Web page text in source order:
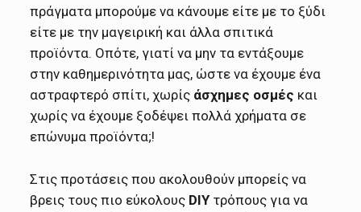
πράγματα μπορούμε να κάνουμε είτε με το ξύδι
είτε με την μαγειρική και άλλα σπιτικά
προϊόντα. Οπότε, γιατί να μην τα εντάξουμε
στην καθημερινότητα μας, ώστε να έχουμε ένα
αστραφτερό σπίτι, χωρίς άσχημες οσμές και
χωρίς να έχουμε ξοδέψει πολλά χρήματα σε
επώνυμα προϊόντα;!
Στις προτάσεις που ακολουθούν μπορείς να
βρεις τους πιο εύκολους DIYτρόπους για να